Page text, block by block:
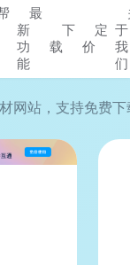
最
新
功
能
下
载
定
价
于
我
们
网站，支持免费下